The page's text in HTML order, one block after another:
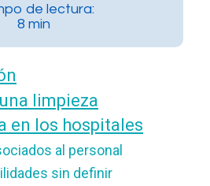
de lectura:
8 min
limpieza
en los hospitales
al personal
sin definir